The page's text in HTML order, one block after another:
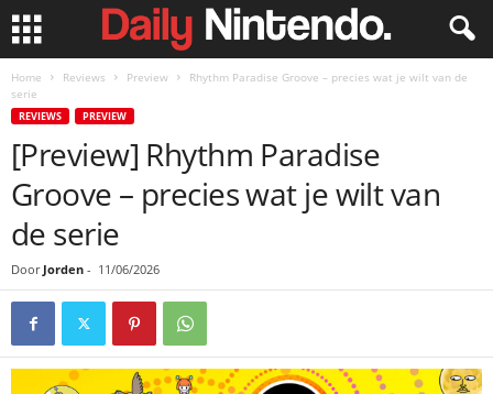
Home Reviews Preview
Rhythm Paradise Groove – precies wat je wilt van de
serie
REVIEWS PREVIEW
[Preview] Rhythm Paradise
Groove – precies wat je wilt van
de serie
Door Jorden - 11/06/2026